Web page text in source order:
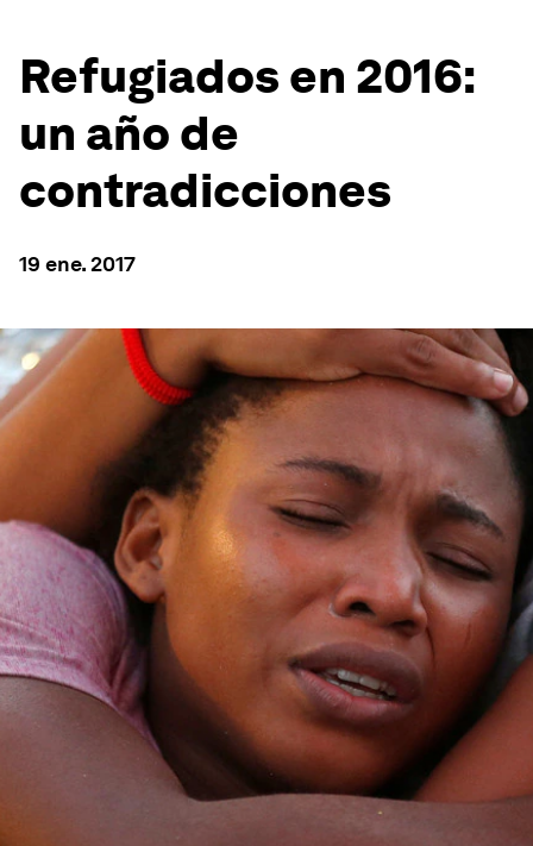
Refugiados en 2016:
un año de
contradicciones
19 ene. 2017